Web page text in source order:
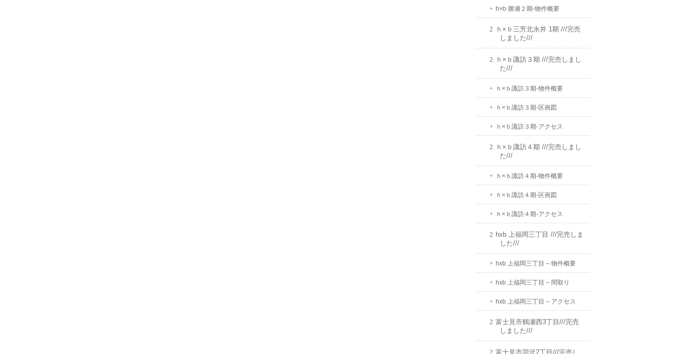
h×b 勝瀬２期-物件概要
ｈ×ｂ三芳北永井 1期 ///完売
しました///
ｈ×ｂ諏訪３期 ///完売しまし
た///
ｈ×ｂ諏訪３期-物件概要
ｈ×ｂ諏訪３期-区画図
ｈ×ｂ諏訪３期-アクセス
ｈ×ｂ諏訪４期 ///完売しまし
た///
ｈ×ｂ諏訪４期-物件概要
ｈ×ｂ諏訪４期-区画図
ｈ×ｂ諏訪４期-アクセス
hxb 上福岡三丁目 ///完売しま
した///
hxb 上福岡三丁目 – 物件概要
hxb 上福岡三丁目 – 間取り
hxb 上福岡三丁目 – アクセス
富士見市鶴瀬西3丁目///完売
しました///
富士見市羽沢2丁目///完売し